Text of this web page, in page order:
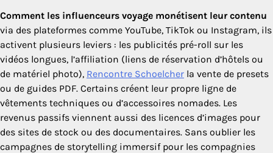
Comment les influenceurs voyage monétisent leur contenu
via des plateformes comme YouTube, TikTok ou Instagram, ils
activent plusieurs leviers : les publicités pré-roll sur les
vidéos longues, l’affiliation (liens de réservation d’hôtels ou
de matériel photo), Rencontre Schoelcher la vente de presets
ou de guides PDF. Certains créent leur propre ligne de
vêtements techniques ou d’accessoires nomades. Les
revenus passifs viennent aussi des licences d’images pour
des sites de stock ou des documentaires. Sans oublier les
campagnes de storytelling immersif pour les compagnies